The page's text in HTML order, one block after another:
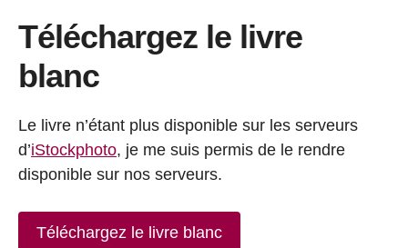
Téléchargez le livre
blanc
Le livre n’étant plus disponible sur les serveurs
d’iStockphoto, je me suis permis de le rendre
disponible sur nos serveurs.
Téléchargez le livre blanc